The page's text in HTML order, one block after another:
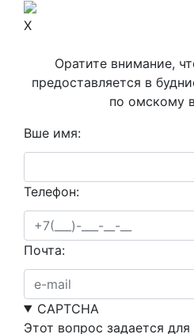
X
Оратите внимание,
предоставляется в
по омскому
Вше имя:
Телефон:
Почта:
CAPTCHA
Этот вопрос задается